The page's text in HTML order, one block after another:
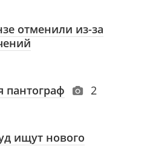
отменили из-за
пантограф 2
ищут нового